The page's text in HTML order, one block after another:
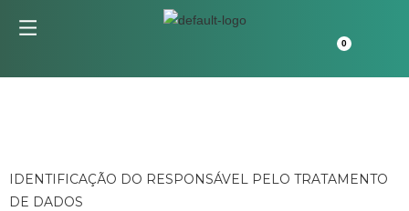
IDENTIFICAÇÃO DO RESPONSÁVEL PELO TRATAMENTO
DE DADOS